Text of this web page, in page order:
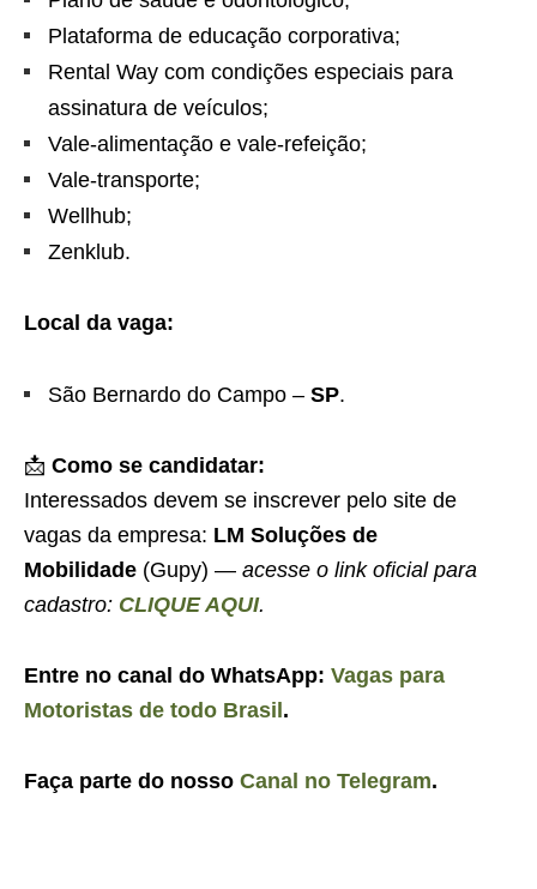
Plataforma de educação corporativa;
Rental Way com condições especiais para
assinatura de veículos;
Vale-alimentação e vale-refeição;
Vale-transporte;
Wellhub;
Zenklub.
Local da vaga:
São Bernardo do Campo – SP.
📩 Como se candidatar:
Interessados devem se inscrever pelo site de
vagas da empresa: LM Soluções de
Mobilidade (Gupy) — acesse o link oficial para
cadastro: CLIQUE AQUI.
Entre no canal do WhatsApp: Vagas para
Motoristas de todo Brasil .
Faça parte do nosso Canal no Telegram.